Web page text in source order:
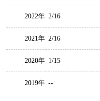
2022年 2/16
2021年 2/16
2020年 1/15
2019年 --